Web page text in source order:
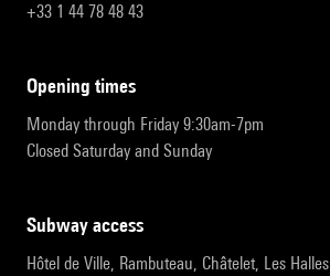
+33 1 44 78 48 43
opening times
Monday through Friday 9:30am-7pm
Closed Saturday and Sunday
subway access
Hôtel de Ville, Rambuteau, Châtelet, Les Halles